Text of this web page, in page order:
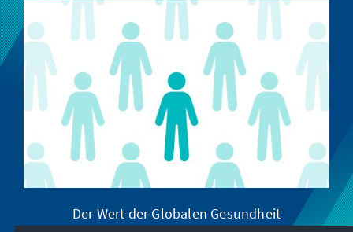
Der Wert der Globalen Gesundheit